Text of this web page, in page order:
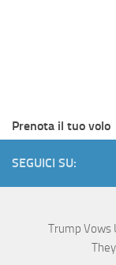
Prenota il tuo volo
SEGUICI SU:
Trump Vows